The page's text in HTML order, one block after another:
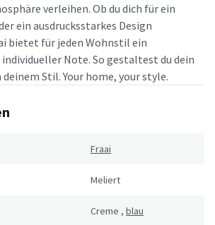
verleihen. Ob du dich für ein
ein ausdrucksstarkes Design
bietet für jeden Wohnstil ein
Note. So gestaltest du dein
deinem Stil. Your home, your style.
Fraai
Meliert
Creme , blau